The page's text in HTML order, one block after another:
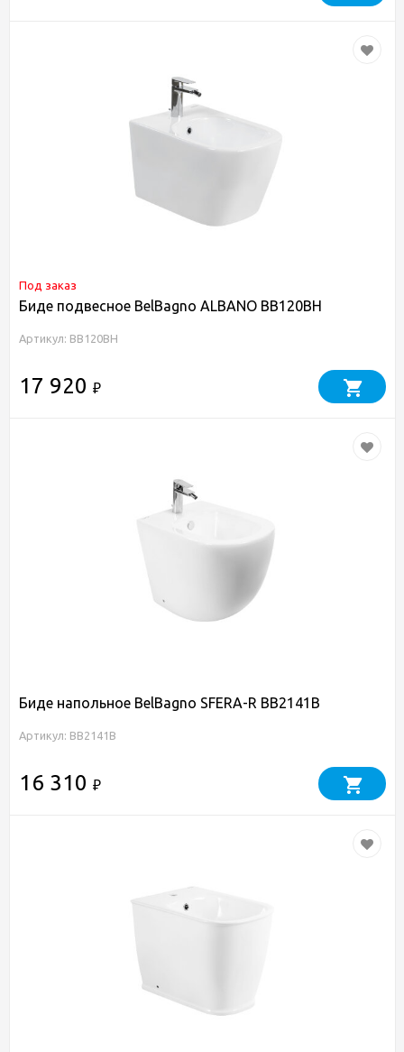
Под заказ
Биде подвесное BelBagno ALBANO BB120BH
Артикул: BB120BH
17 920 ₽
Биде напольное BelBagno SFERA-R BB2141B
Артикул: BB2141B
16 310 ₽